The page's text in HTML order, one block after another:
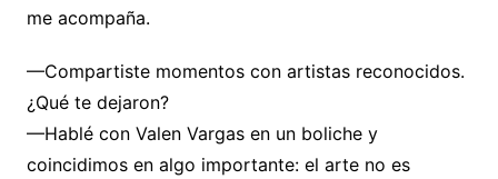
me acompaña.
—Compartiste momentos con artistas reconocidos.
¿Qué te dejaron?
—Hablé con Valen Vargas en un boliche y
coincidimos en algo importante: el arte no es